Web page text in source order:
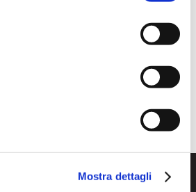
Mostra dettagli